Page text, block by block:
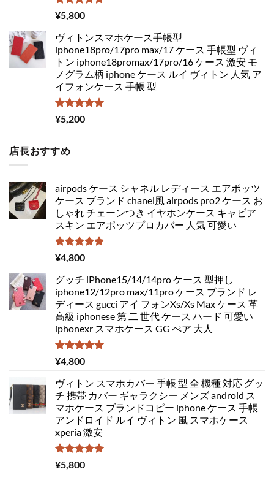
5段階中
5.00
¥5,800
ヴィトンスマホケース手帳型
iphone18pro/17pro max/17 ケース 手帳型 ヴィ
トン iphone18promax/17pro/16 ケース 激安 モ
ノグラム柄 iphone ケース ルイ ヴィトン 人気 ア
イフォンケース 手帳 型
5段階中
5.00
¥5,200
店長おすすめ
airpods ケース シャネル レディース エアポッツ
ケース ブランド chanel風 airpods pro2 ケース お
しゃれ チェーンつき イヤホンケース キャビア
スキン エアポッツプロカバー 人気 可愛い
5段階中
5.00
¥4,800
グッチ iPhone15/14/14pro ケース 型押し
iphone12/12pro max/11pro ケース ブランド レ
ディース gucci アイ フォンXs/Xs Max ケース 革
高級 iphonese 第 二 世代 ケース ハード 可愛い
iphonexr スマホケース GG ぺア 大人
5段階中
5.00
¥4,800
ヴィトン スマホカバー 手帳 型 全 機種 対応 グッ
チ 携帯 カバー ギャラクシー メンズ android ス
マホケース ブランドコピー iphone ケース 手帳
アンドロイド ルイ ヴィトン 風 スマホケース
xperia 激安
5段階中
5.00
¥5,800